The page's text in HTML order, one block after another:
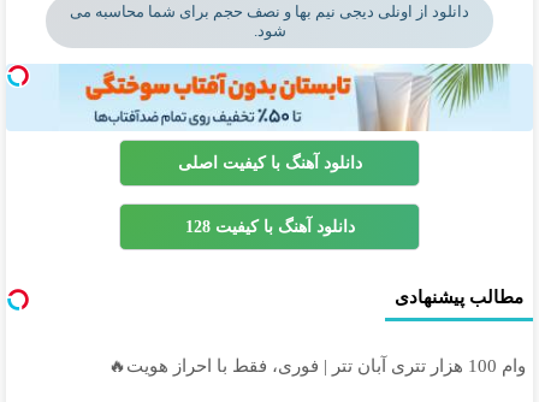
دانلود از اونلی دیجی نیم بها و نصف حجم برای شما محاسبه می
شود.
دانلود آهنگ با کیفیت اصلی
دانلود آهنگ با کیفیت 128
مطالب پیشنهادی
وام 100 هزار تتری آبان تتر | فوری، فقط با احراز هویت🔥